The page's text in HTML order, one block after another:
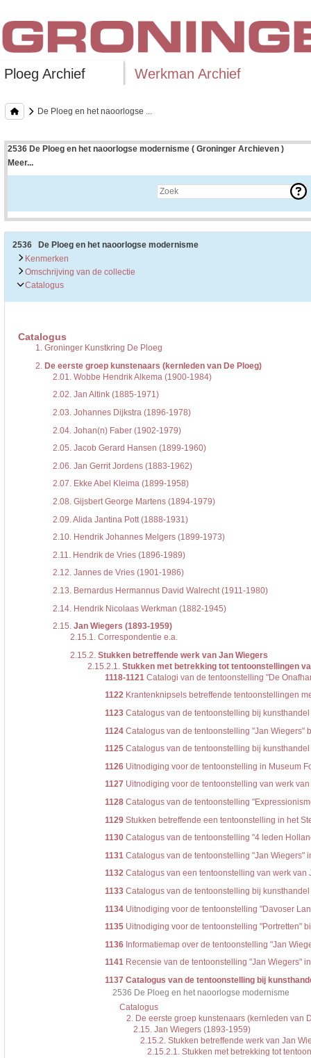
Ploeg Archief Werkman Archief
De Ploeg en het naoorlogse ...
2536 De Ploeg en het naoorlogse modernisme ( Groninger Archieven )
Meer...
Uitleg bij archieftoegang
Een archieftoegang geeft uitgebreide informatie over een bepaald archief.
• Kenmerken van het archief
• Inleiding op het archief
• Inventaris of plaatsingslijst
• Eventueel bijlagen
De kenmerken van het archief zijn o.m. de omvang, vindplaats,
De inleiding op het archief bevat interessante informatie over de
bevatten.
Bij het zoeken in de inventaris wordt de hiërarchie gevolgd. De rubrieken in
2536 De Ploeg en het naoorlogse modernisme
Kenmerken
Omschrijving van de collectie
Catalogus
Catalogus
1.Groninger Kunstkring De Ploeg
2. De eerste groep kunstenaars (kernleden van De Ploeg)
2.01.Wobbe Hendrik Alkema (1900-1984)
2.02.Jan Altink (1885-1971)
2.03.Johannes Dijkstra (1896-1978)
2.04. Johan(n) Faber (1902-1979)
2.05.Jacob Gerard Hansen (1899-1960)
2.06.Jan Gerrit Jordens (1883-1962)
2.07.Ekke Abel Kleima (1899-1958)
2.08.Gijsbert George Martens (1894-1979)
2.09. Alida Jantina Pott (1888-1931)
2.10.Hendrik Johannes Melgers (1899-1973)
2.11.Hendrik de Vries (1896-1989)
2.12.Jannes de Vries (1901-1986)
2.13.Bernardus Hermannus David Walrecht (1911-1980)
2.14. Hendrik Nicolaas Werkman (1882-1945)
2.15. Jan Wiegers (1893-1959)
2.15.1.Correspondentie e.a.
2.15.2. Stukken betreffende werk van Jan Wiegers
2.15.2.1.
Stukken met betrekking tot tentoonstellingen
1118-1121 Catalogi van de tentoonstelling "De
1122Krantenknipsels betreffende tentoonstellingen
1123Catalogus van de tentoonstelling bij
1124Catalogus van de tentoonstelling "Jan Wiegers"
1125Catalogus van de tentoonstelling bij
1126Uitnodiging voor de tentoonstelling in Museum
1127 Uitnodiging voor de tentoonstelling van werk
1128Catalogus van de tentoonstelling
1129Stukken betreffende een tentoonstelling in het
1130Catalogus van de tentoonstelling "4 leden
1131 Catalogus van de tentoonstelling "Jan Wiegers"
1132Catalogus van een tentoonstelling van werk van
1133Catalogus van de tentoonstelling bij kunsthandel
1134Uitnodiging voor de tentoonstelling "Davoser
1135Uitnodiging voor de tentoonstelling "Portretten"
1136Informatiemap over de tentoonstelling "Jan
1141Recensie van de tentoonstelling "Jan Wiegers"
1137 Catalogus van de tentoonstelling bij
2536 De Ploeg en het naoorlogse modernisme
Catalogus
2. De eerste groep kunstenaars (kernleden van
2.15. Jan Wiegers (1893-1959)
2.15.2. Stukken betreffende werk van Jan
2.15.2.1. Stukken met betrekking tot